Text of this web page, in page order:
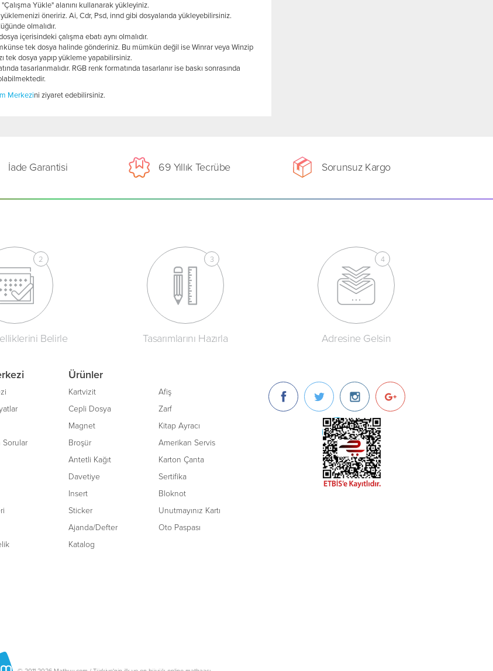
"Çalışma Yükle" alanını kullanarak yükleyiniz.
öneririz. Ai, Cdr, Psd, innd gibi dosyalarıda yükleyebilirsiniz.
olmalıdır.
içerisindeki çalışma ebatı aynı olmalıdır.
tek dosya halinde gönderiniz. Bu mümkün değil ise Winrar veya Winzip
tek dosya yapıp yükleme yapabilirsiniz.
tasarlanmalıdır. RGB renk formatında tasarlanır ise baskı sonrasında
Merkezini ziyaret edebilirsiniz.
İade Garantisi 69 Yıllık Tecrübe Sorunsuz Kargo
Belirle Tasarımlarını Hazırla Adresine Gelsin
Sorular
Ürünler
Kartvizit
Cepli Dosya
Magnet
Broşür
Antetli Kağıt
Davetiye
Insert
Sticker
Ajanda/Defter
Katalog
Afiş
Zarf
Kitap Ayracı
Amerikan Servis
Karton Çanta
Sertifika
Bloknot
Unutmayınız Kartı
Oto Paspası